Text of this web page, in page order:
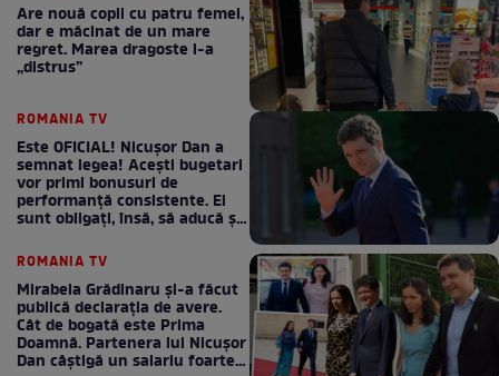
Are nouă copii cu patru femei,
dar e măcinat de un mare
regret. Marea dragoste l-a
„distrus”
ROMANIA TV
Este OFICIAL! Nicușor Dan a
semnat legea! Acești bugetari
vor primi bonusuri de
performanță consistente. Ei
sunt obligați, însă, să aducă și
ROMANIA TV
Mirabela Grădinaru și-a făcut
publică declarația de avere.
Cât de bogată este Prima
Doamnă. Partenera lui Nicușor
Dan câștigă un salariu foarte